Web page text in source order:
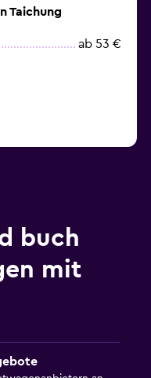
Taichung
ab 53 €
buch
mit